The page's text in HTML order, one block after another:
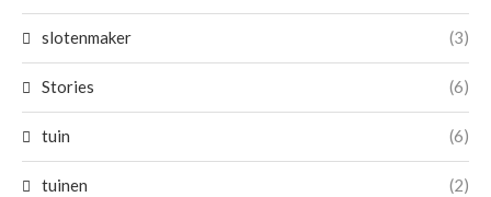
slotenmaker (3)
Stories (6)
tuin (6)
tuinen (2)